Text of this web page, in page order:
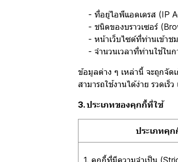
- ที่อยู่ไอพีแอดเดรส (IP
- ชนิดของบราวเซอร์
- หน้าเว็บไซต์ที่ท่านเข้าชม
- จำนวนเวลาที่ท่านใช้ในก
ข้อมูลต่าง ๆ เหล่านี้ จะถูกจัด
สามารถใช้งานได้ง่าย รวดเ
3. ประเภทของคุกกี้ที่ใช้
ประเภทคุก
1. คุกกี้ที่มีความจำเป็น